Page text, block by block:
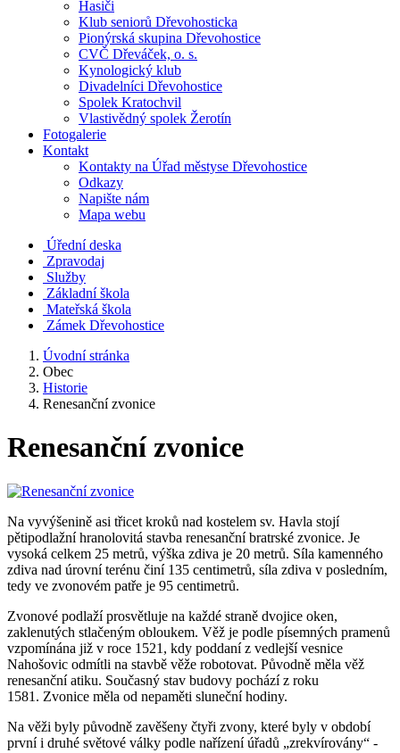
Hasiči
Klub seniorů Dřevohosticka
Pionýrská skupina Dřevohostice
CVČ Dřeváček, o. s.
Kynologický klub
Divadelníci Dřevohostice
Spolek Kratochvil
Vlastivědný spolek Žerotín
Fotogalerie
Kontakt
Kontakty na Úřad městyse Dřevohostice
Odkazy
Napište nám
Mapa webu
Úřední deska
Zpravodaj
Služby
Základní škola
Mateřská škola
Zámek Dřevohostice
Úvodní stránka
Obec
Historie
Renesanční zvonice
Renesanční zvonice
Na vyvýšenině asi třicet kroků nad kostelem sv. Havla stojí
pětipodlažní hranolovitá stavba renesanční bratrské zvonice. Je
vysoká celkem 25 metrů, výška zdiva je 20 metrů. Síla kamenného
zdiva nad úrovní terénu činí 135 centimetrů, síla zdiva v posledním,
tedy ve zvonovém patře je 95 centimetrů.
Zvonové podlaží prosvětluje na každé straně dvojice oken,
zaklenutých stlačeným obloukem. Věž je podle písemných pramenů
vzpomínána již v roce 1521, kdy poddaní z vedlejší vesnice
Nahošovic odmítli na stavbě věže robotovat. Původně měla věž
renesanční atiku. Současný stav budovy pochází z roku
1581. Zvonice měla od nepaměti sluneční hodiny.
Na věži byly původně zavěšeny čtyři zvony, které byly v období
první i druhé světové války podle nařízení úřadů „zrekvírovány“ -